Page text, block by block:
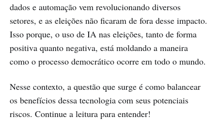
dados e automação vem revolucionando diversos
setores, e as eleições não ficaram de fora desse impacto.
Isso porque, o uso de IA nas eleições, tanto de forma
positiva quanto negativa, está moldando a maneira
como o processo democrático ocorre em todo o mundo.
Nesse contexto, a questão que surge é como balancear
os benefícios dessa tecnologia com seus potenciais
riscos. Continue a leitura para entender!